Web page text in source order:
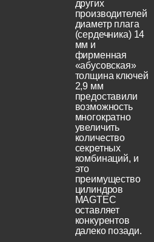
других
производителей
диаметр плага
(сердечника) 14
мм и
фирменная
«абусовская»
толщина ключей
2,9 мм
предоставили
возможность
многократно
увеличить
количество
секретных
комбинаций, и
это
преимущество
цилиндров
MAGTEC
оставляет
конкурентов
далеко позади.